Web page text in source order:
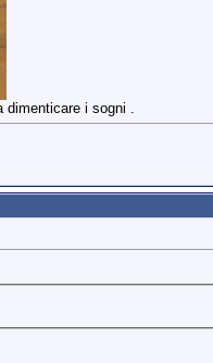
dimenticare i sogni .